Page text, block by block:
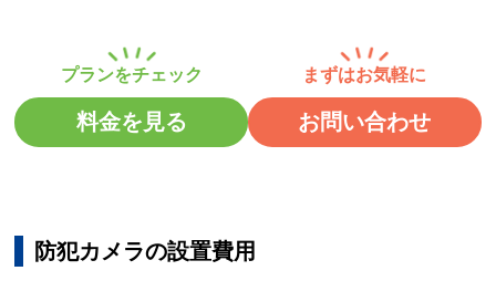
料金を見る お問い合わせ
防犯カメラの設置費用